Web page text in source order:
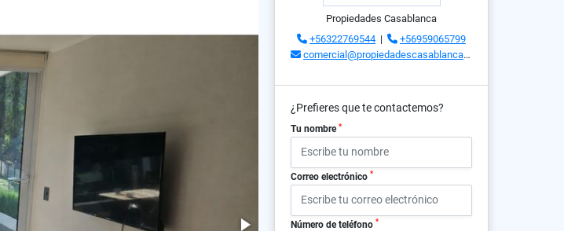
Propiedades Casablanca
+56322769544 |
+56959065799
comercial@propiedadescasablanca.cl
¿Prefieres que te contactemos?
Tu nombre *
Correo electrónico *
Número de teléfono *